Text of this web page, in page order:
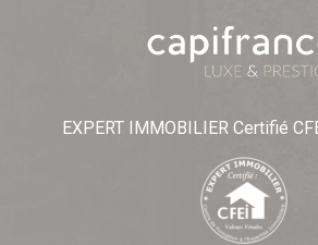
EXPERT IMMOBILIER Certifié